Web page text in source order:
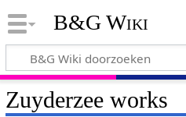
B&G Wiki
Zuyderzee works